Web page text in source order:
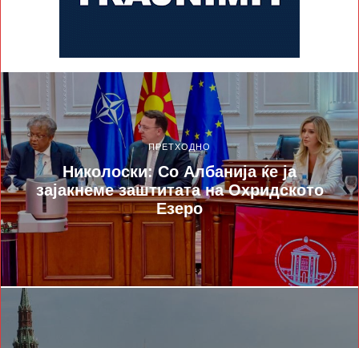
ПРЕТХОДНО
Николоски: Со Албанија ќе ја
зајакнеме заштитата на Охридското
Езеро